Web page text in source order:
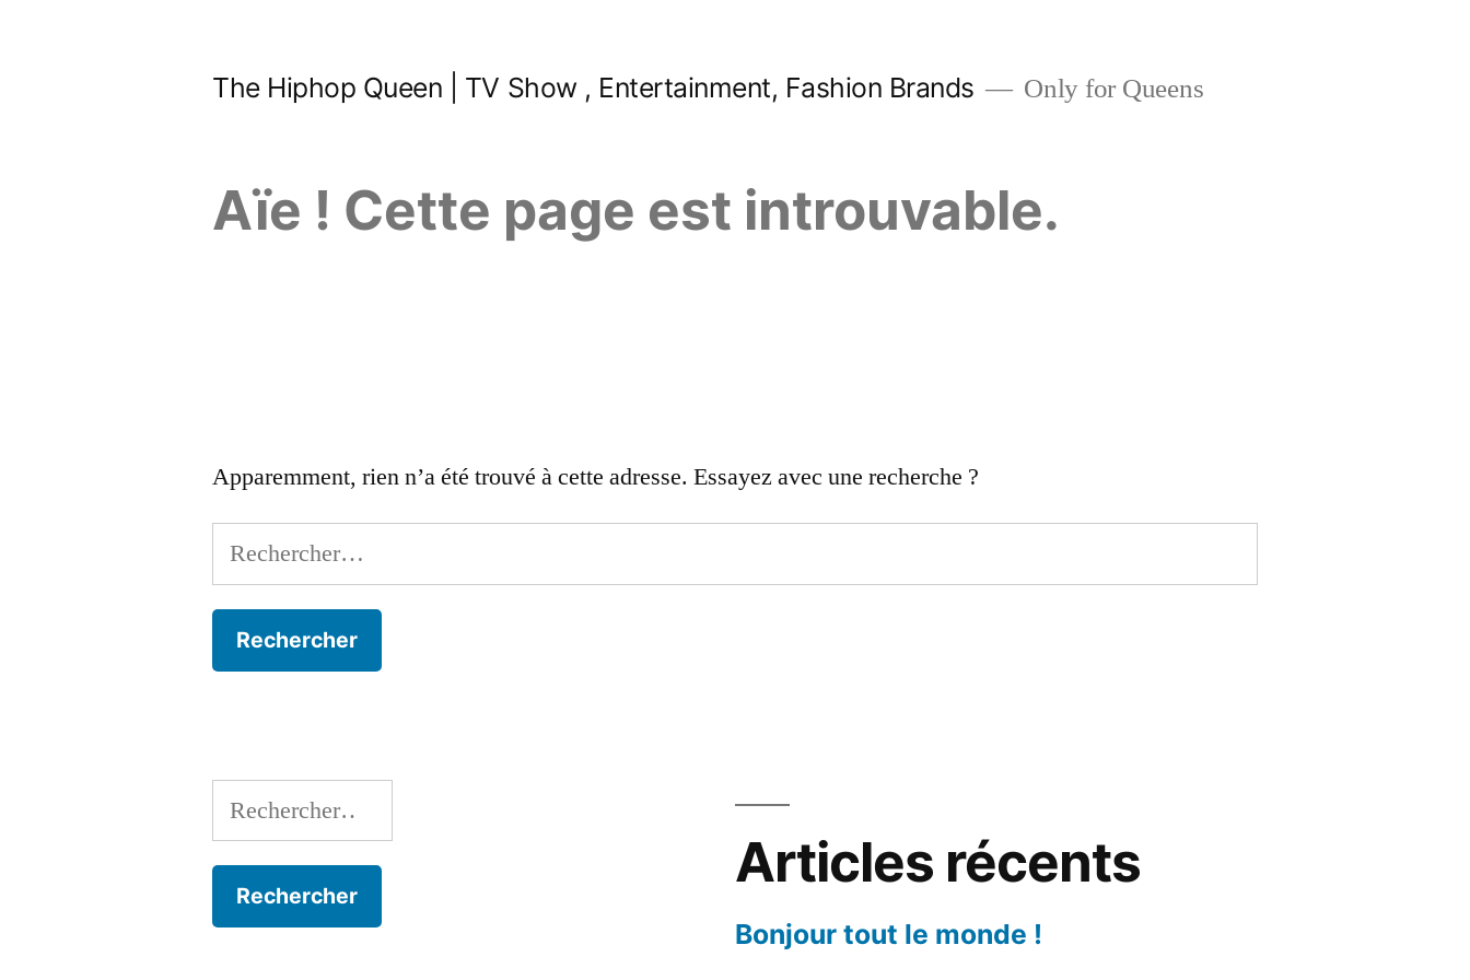
The Hiphop Queen | TV Show , Entertainment, Fashion Brands Only for Queens
Aïe ! Cette page est introuvable.
Apparemment, rien n’a été trouvé à cette adresse. Essayez avec une recherche ?
Rechercher :
Rechercher :
Articles récents
Bonjour tout le monde !